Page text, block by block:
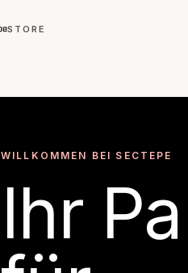
STORE
WILLKOMMEN BEI SECTEPE
Ihr